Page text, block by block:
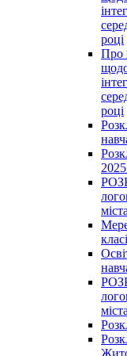
році
Про
році